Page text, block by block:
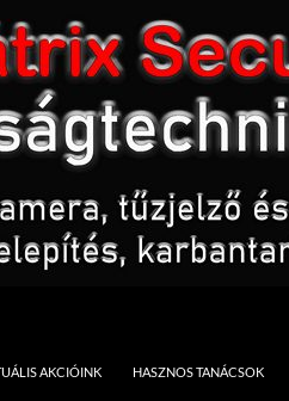
AKCIÓINK HASZNOS TANÁCSOK